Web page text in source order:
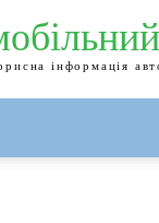
інформація